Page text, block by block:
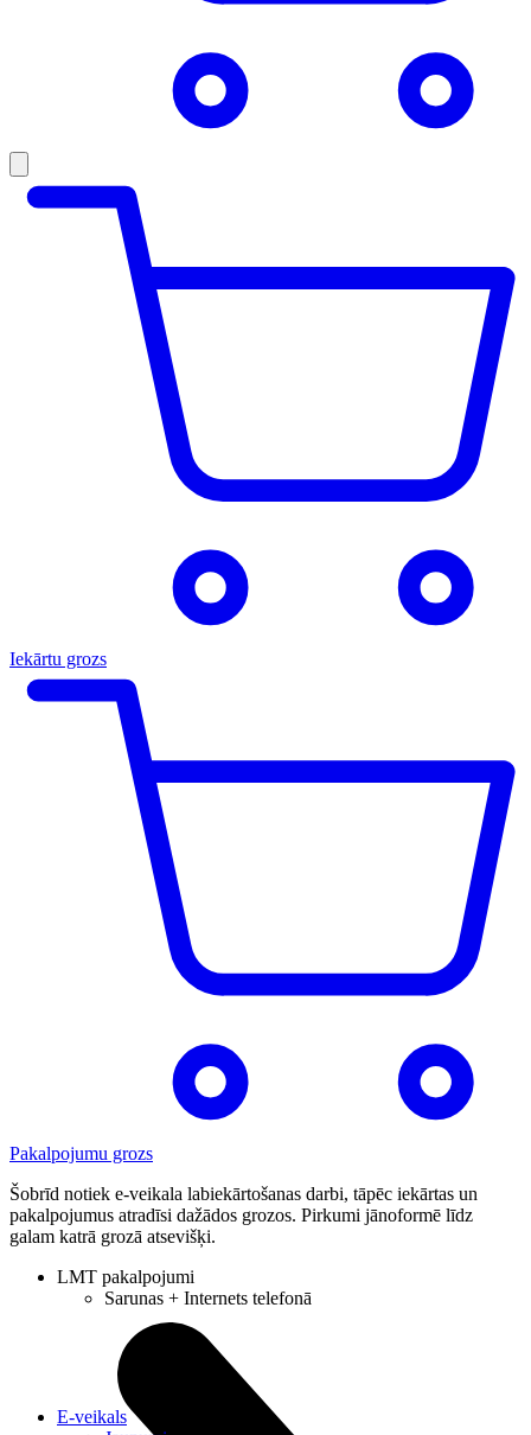
Iekārtu grozs
Pakalpojumu grozs
Šobrīd notiek e-veikala labiekārtošanas darbi, tāpēc iekārtas un
pakalpojumus atradīsi dažādos grozos. Pirkumi jānoformē līdz
galam katrā grozā atsevišķi.
LMT pakalpojumi
Sarunas + Internets telefonā
E-veikals